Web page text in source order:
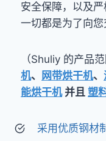
安全保障，以及
一切都是为了向您
（Shuliy 的产品范
机、 网带烘干机、
能烘干机并且 塑
采用优质钢材